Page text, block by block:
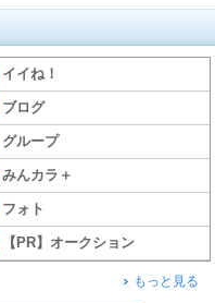
イイね！
ブログ
グループ
みんカラ＋
フォト
【PR】オークション
もっと見る